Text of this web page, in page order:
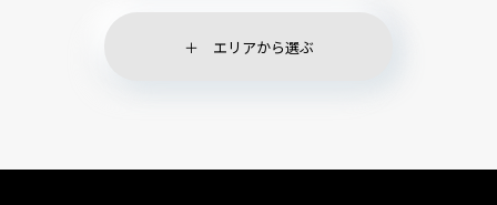
エリアから選ぶ